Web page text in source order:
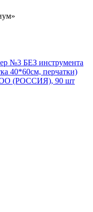
№3 БЕЗ инструмента
40*60см, перчатки)
(РОССИЯ), 90 шт